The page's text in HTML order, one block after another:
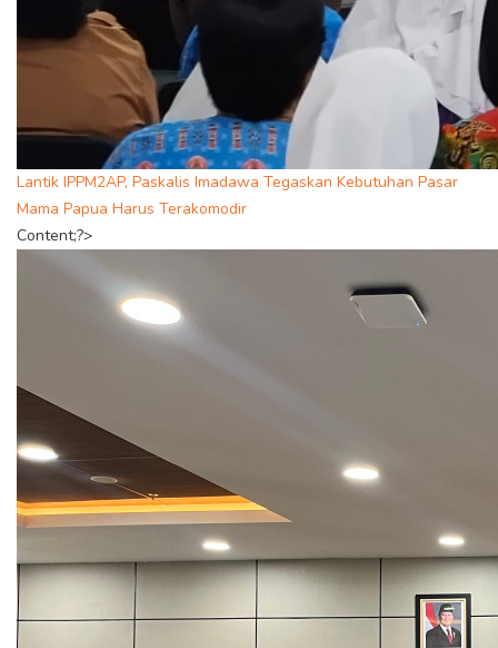
Lantik IPPM2AP, Paskalis Imadawa Tegaskan Kebutuhan Pasar
Mama Papua Harus Terakomodir
Content;?>